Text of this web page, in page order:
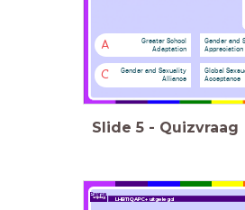
A
Greater School
Adaptation
Gender and
Appreciation
C
Gender and Sexuality
Alliance
Global
Acceptance
Slide 5 - Quizvraag
LHBTIQAPC+ uitgelegd
Paarse
vrijdag